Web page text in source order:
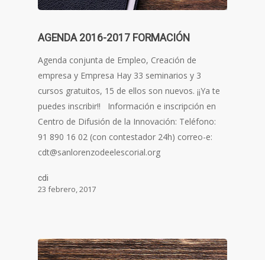
AGENDA 2016-2017 FORMACIÓN
Agenda conjunta de Empleo, Creación de
empresa y Empresa Hay 33 seminarios y 3
cursos gratuitos, 15 de ellos son nuevos. ¡¡Ya te
puedes inscribir!! Información e inscripción en
Centro de Difusión de la Innovación: Teléfono:
91 890 16 02 (con contestador 24h) correo-e:
cdt@sanlorenzodeelescorial.org
cdi
23 febrero, 2017